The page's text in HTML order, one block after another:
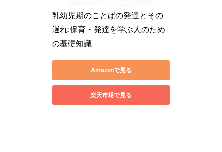
乳幼児期のことばの発達とその
遅れ:保育・発達を学ぶ人のため
の基礎知識
Amazonで見る
楽天市場で見る